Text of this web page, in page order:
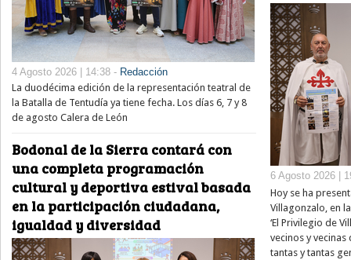
4 Agosto 2026 | 14:38 - Redacción
La duodécima edición de la representación teatral de
la Batalla de Tentudía ya tiene fecha. Los días 6, 7 y 8
de agosto Calera de León
Bodonal de la Sierra contará con
una completa programación
cultural y deportiva estival basada
en la participación ciudadana,
igualdad y diversidad
6 Agosto 2026 |
Hoy se ha
Villagonzalo, en
‘El Privilegio de
vecinos y
tantas y tantas